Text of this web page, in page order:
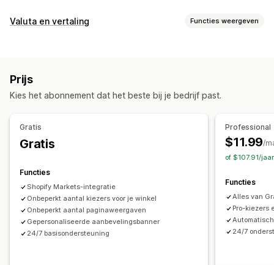
Omleidingen
Lokalisatie-instellingen
Valutawisselaar
Landkiezer Taalwisselaar
Valuta en vertaling Functies weergeven
Landkiezer
Prijs
Kies het abonnement dat het beste bij je bedrijf past.
Gratis
Gratis
Functies
Shopify Markets-integratie
Onbeperkt aantal kiezers voor je winkel
Onbeperkt aantal paginaweergaven
Gepersonaliseerde aanbevelingsbanner
24/7 basisondersteuning
Professional
$11.99/
of $107.91/
Functies
Alles van
Pro-kiezers
24/7